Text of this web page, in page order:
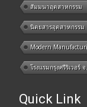
สัมมนาอุตสาหกรรม
นิตยสารอุตสาหกรรม
Modern
โรงแรมกรุงศรีริเวอร์
Quick Link